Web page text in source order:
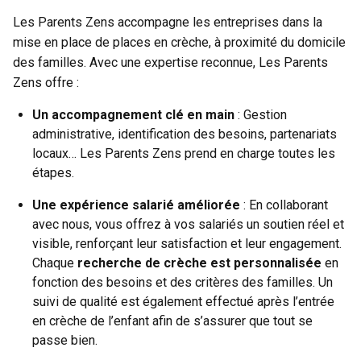
Les Parents Zens accompagne les entreprises dans la
mise en place de places en crèche, à proximité du domicile
des familles. Avec une expertise reconnue, Les Parents
Zens offre :
Un accompagnement clé en main : Gestion
administrative, identification des besoins, partenariats
locaux… Les Parents Zens prend en charge toutes les
étapes.
Une expérience salarié améliorée : En collaborant
avec nous, vous offrez à vos salariés un soutien réel et
visible, renforçant leur satisfaction et leur engagement.
Chaque recherche de crèche est personnalisée en
fonction des besoins et des critères des familles. Un
suivi de qualité est également effectué après l’entrée
en crèche de l’enfant afin de s’assurer que tout se
passe bien.